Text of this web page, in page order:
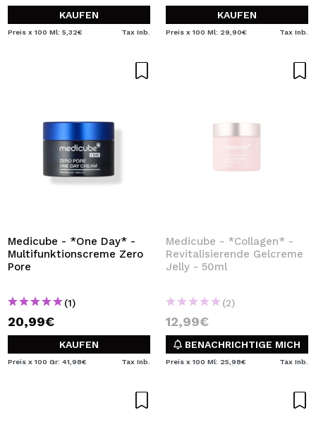
KAUFEN
Preis x 100 Ml: 5,32€ Tax Inb.
KAUFEN
Preis x 100 Ml: 29,90€ Tax Inb.
Medicube - *One Day* -
Multifunktionscreme Zero
Pore
(1)
20,99€
KAUFEN
Preis x 100 Gr: 41,98€ Tax Inb.
Medicube - *Collagen* -
Revitalisierende Gelcreme
Jelly - 50ml
(2)
12,99€
BENACHRICHTIGE MICH
Preis x 100 Ml: 25,98€ Tax Inb.